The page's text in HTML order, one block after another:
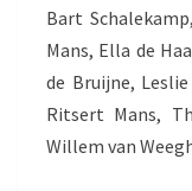
Bart
Mans, Ella de
de Bruijne,
Ritsert Mans,
Willem van